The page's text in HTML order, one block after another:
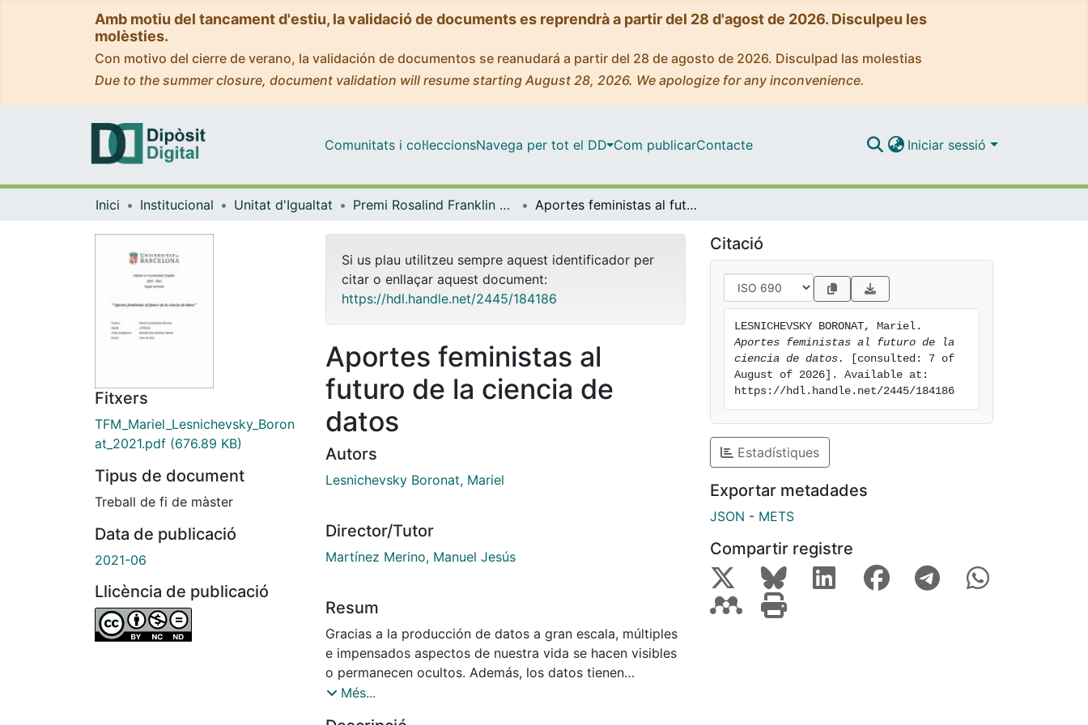
Amb motiu del tancament d'estiu, la validació de documents es reprendrà a partir del 28 d'agost de 2026. Disculpeu les
molèsties.
Con motivo del cierre de verano, la validación de documentos se reanudará a partir del 28 de agosto de 2026. Disculpad las molestias
Due to the summer closure, document validation will resume starting August 28, 2026. We apologize for any inconvenience.
Comunitats i col·leccionsNavega per tot el DD Com publicarContacte Iniciar sessió
Inici Institucional Unitat d'Igualtat Premi Rosalind Franklin al millor Treball Final de Màster amb perspectiva de gènere Aportes feministas al futuro de la ciencia de datos
Fitxers
TFM_Mariel_Lesnichevsky_Boron
at_2021.pdf (676.89 KB)
Tipus de document
Treball de fi de màster
Data de publicació
2021-06
Llicència de publicació
Si us plau utilitzeu sempre aquest identificador per
citar o enllaçar aquest document:
https://hdl.handle.net/2445/184186
Aportes feministas al
futuro de la ciencia de
datos
Autors
Lesnichevsky Boronat, Mariel
Director/Tutor
Martínez Merino, Manuel Jesús
Resum
Gracias a la producción de datos a gran escala, múltiples
e impensados aspectos de nuestra vida se hacen visibles
o permanecen ocultos. Además, los datos tienen
implicancia en el desarrollo de las sociedades y en el
Més...
Citació
Aportes feministas al futuro de la
ciencia de datos.
[consulted: 7 of
August of 2026]. Available at:
https://hdl.handle.net/2445/184186
Estadístiques
Exportar metadades
JSON - METS
Compartir registre